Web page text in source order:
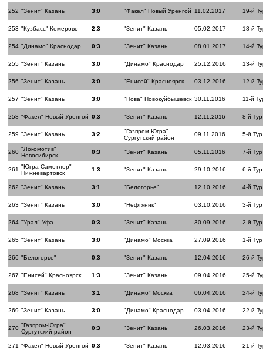
252 "Зенит" Казань 3:0 "Факел" Новый Уренгой 11.02.2017 19-й
253 "Кузбасс" Кемерово 2:3 "Зенит" Казань 05.02.2017 18-й
254 "Динамо" Краснодар 0:3 "Зенит" Казань 08.01.2017 14-й
255 "Зенит" Казань 3:0 "Динамо" Краснодар 25.12.2016 13-й
256 "Зенит" Казань 3:0 "Енисей" Красноярск 03.12.2016 12-й
257 "Зенит" Казань 3:0 "Нова" Новокуйбышевск 30.11.2016 11-й
258 "Факел" Новый Уренгой 0:3 "Зенит" Казань 12.11.2016 8-й Тур
259 "Зенит" Казань 3:2
"Газпром-Югра"
Сургутский район
09.11.2016 5-й Тур
260 "Локомотив"
Новосибирск
0:3 "Зенит" Казань 05.11.2016 7-й Тур
261 "Югра-Самотлор"
Нижневартовск
1:3 "Зенит" Казань 29.10.2016 6-й Тур
262 "Зенит" Казань 3:1 "Белогорье" 12.10.2016 4-й Тур
263 "Зенит" Казань 3:0 "Нефтяник" 03.10.2016 3-й Тур
264 "Урал" Уфа 0:3 "Зенит" Казань 30.09.2016 2-й Тур
265 "Зенит" Казань 3:0 "Динамо" Москва 27.09.2016 1-й Тур
266 "Белогорье" 0:3 "Зенит" Казань 12.04.2016 26-й
267 "Енисей" Красноярск 1:3 "Зенит" Казань 09.04.2016 25-й
268 "Зенит" Казань 3:1 "Динамо" Москва 06.04.2016 24-й
269 "Зенит" Казань 3:0 "Динамо" Краснодар 03.04.2016 22-й
270 "Газпром-Югра"
Сургутский район
0:3 "Зенит" Казань 26.03.2016 23-й
271 "Факел" Новый Уренгой 0:3 "Зенит" Казань 12.03.2016 21-й